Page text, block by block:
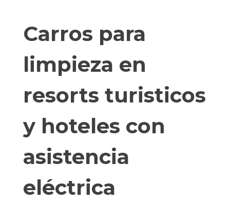
Carros para
limpieza en
resorts turisticos
y hoteles con
asistencia
eléctrica